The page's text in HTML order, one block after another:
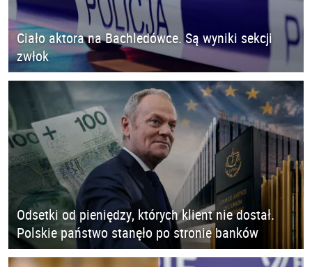
Ciało aktora na Bachledówce. Są wyniki sekcji
zwłok
Odsetki od pieniędzy, których klient nie dostał.
Polskie państwo stanęło po stronie banków